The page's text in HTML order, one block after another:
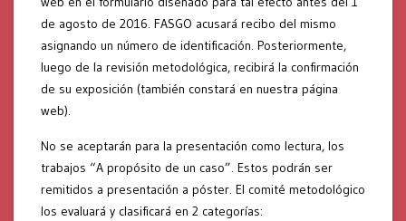
de agosto de 2016. FASGO acusará recibo del mismo
asignando un número de identificación. Posteriormente,
luego de la revisión metodológica, recibirá la confirmación
de su exposición (también constará en nuestra página
web).
No se aceptarán para la presentación como lectura, los
trabajos “A propósito de un caso”. Estos podrán ser
remitidos a presentación a póster. El comité metodológico
los evaluará y clasificará en 2 categorías: